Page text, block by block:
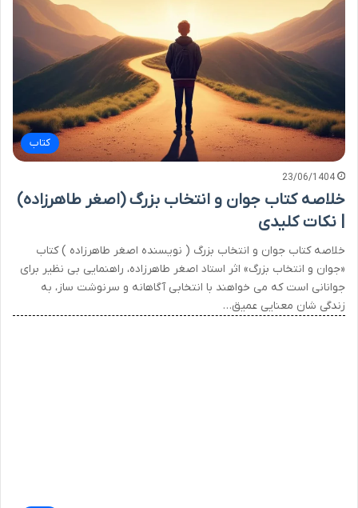
کتاب
23/06/1404
خلاصه کتاب جوان و انتخاب بزرگ (اصغر طاهرزاده)
| نکات کلیدی
خلاصه کتاب جوان و انتخاب بزرگ ( نویسنده اصغر طاهرزاده ) کتاب
«جوان و انتخاب بزرگ» اثر استاد اصغر طاهرزاده، راهنمایی بی نظیر برای
جوانانی است که می خواهند با انتخابی آگاهانه و سرنوشت ساز، به
زندگی شان معنایی عمیق…